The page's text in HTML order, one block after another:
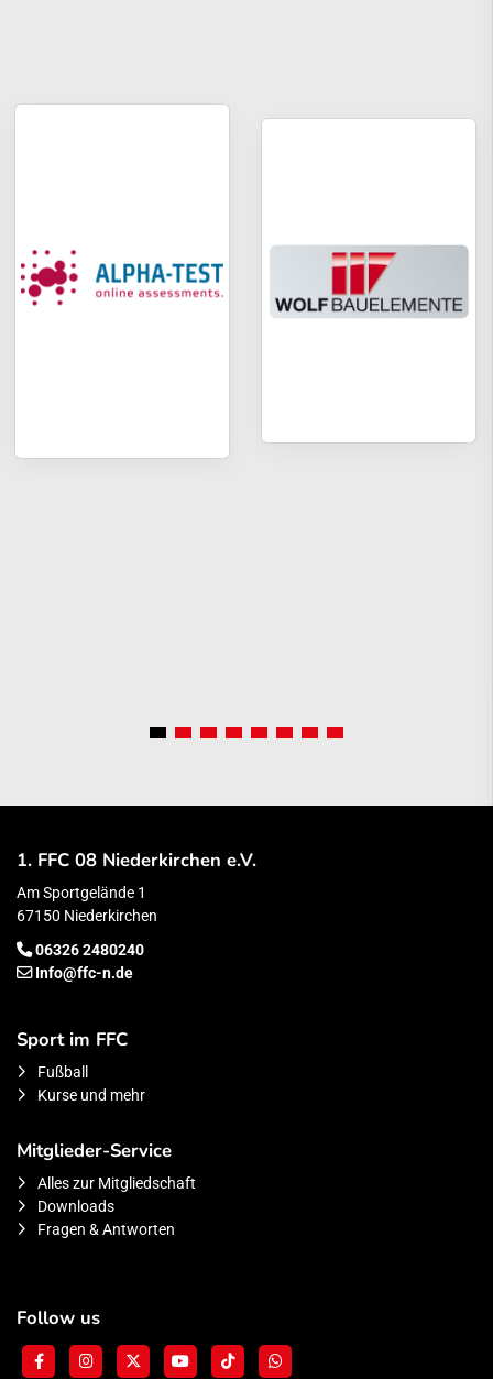
1. FFC 08 Niederkirchen e.V.
Am Sportgelände 1
67150 Niederkirchen
06326 2480240
Info@ffc-n.de
Sport im FFC
Fußball
Kurse und mehr
Mitglieder-Service
Alles zur Mitgliedschaft
Downloads
Fragen & Antworten
Follow us